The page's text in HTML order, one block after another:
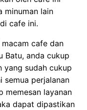
minuman lain
cafe ini.
cafe dan
Batu, anda cukup
yang sudah cukup
semua perjalanan
memesan layanan
dapat dipastikan